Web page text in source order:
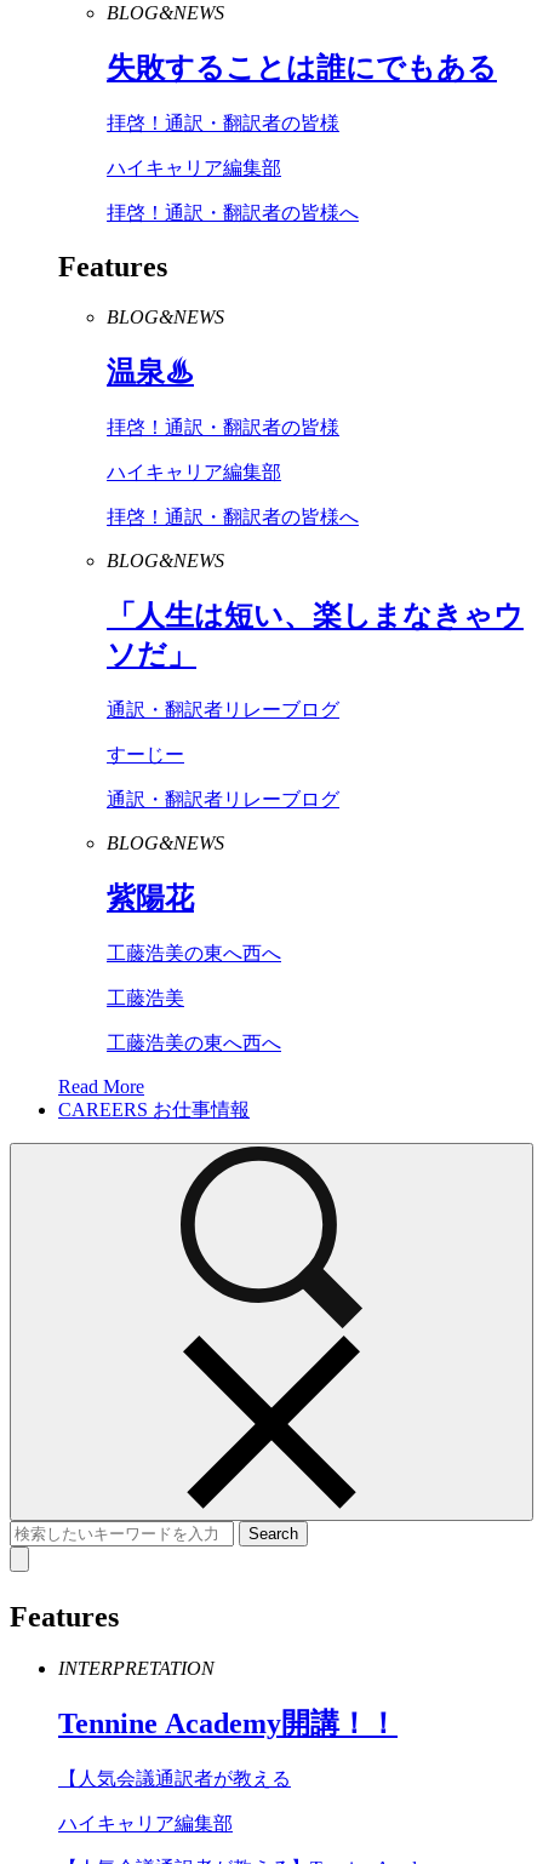
BLOG&NEWS
失敗することは誰にでもある
拝啓！通訳・翻訳者の皆様
ハイキャリア編集部
拝啓！通訳・翻訳者の皆様へ
Features
BLOG&NEWS
温泉♨
拝啓！通訳・翻訳者の皆様
ハイキャリア編集部
拝啓！通訳・翻訳者の皆様へ
BLOG&NEWS
「人生は短い、楽しまなきゃウ
ソだ」
通訳・翻訳者リレーブログ
すーじー
通訳・翻訳者リレーブログ
BLOG&NEWS
紫陽花
工藤浩美の東へ西へ
工藤浩美
工藤浩美の東へ西へ
Read More
CAREERS お仕事情報
Features
INTERPRETATION
Tennine Academy開講！！
【人気会議通訳者が教える
ハイキャリア編集部